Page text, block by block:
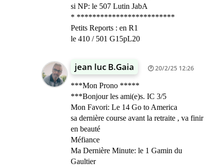
si NP: le 507 Lutin JabA
* *************************
Petits Reports : en R1
le 410 / 501 G15pL20
jean luc B.Gaia 20/2/25 12:26
***Mon Prono *****
***Bonjour les ami(e)s. IC 3/5
Mon Favori: Le 14 Go to America
sa dernière course avant la retraite , va finir
en beauté
Méfiance
Ma Dernière Minute: le 1 Gamin du
Gaultier